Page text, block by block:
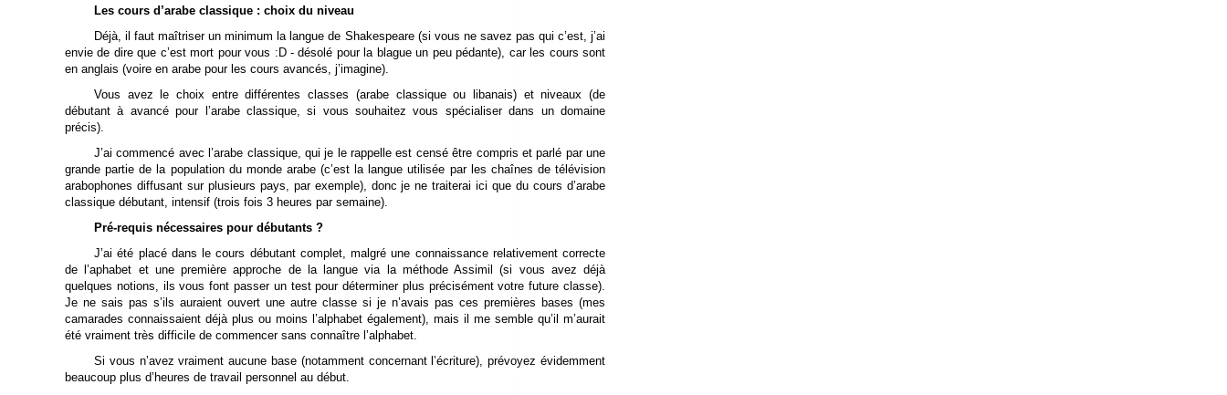
Les cours d’arabe classique : choix du niveau
Déjà, il faut maîtriser un minimum la langue de Shakespeare (si vous ne savez pas qui c’est, j’ai
envie de dire que c’est mort pour vous :D - désolé pour la blague un peu pédante), car les cours sont
en anglais (voire en arabe pour les cours avancés, j’imagine).
Vous avez le choix entre différentes classes (arabe classique ou libanais) et niveaux (de
débutant à avancé pour l’arabe classique, si vous souhaitez vous spécialiser dans un domaine
précis).
J’ai commencé avec l’arabe classique, qui je le rappelle est censé être compris et parlé par une
grande partie de la population du monde arabe (c’est la langue utilisée par les chaînes de télévision
arabophones diffusant sur plusieurs pays, par exemple), donc je ne traiterai ici que du cours d’arabe
classique débutant, intensif (trois fois 3 heures par semaine).
Pré-requis nécessaires pour débutants ?
J’ai été placé dans le cours débutant complet, malgré une connaissance relativement correcte
de l’aphabet et une première approche de la langue via la méthode Assimil (si vous avez déjà
quelques notions, ils vous font passer un test pour déterminer plus précisément votre future classe).
Je ne sais pas s’ils auraient ouvert une autre classe si je n’avais pas ces premières bases (mes
camarades connaissaient déjà plus ou moins l’alphabet également), mais il me semble qu’il m’aurait
été vraiment très difficile de commencer sans connaître l’alphabet.
Si vous n’avez vraiment aucune base (notamment concernant l’écriture), prévoyez évidemment
beaucoup plus d’heures de travail personnel au début.